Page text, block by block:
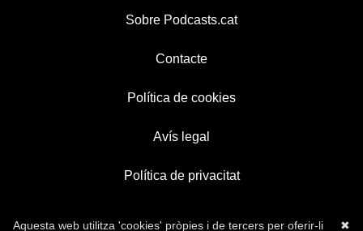
Sobre Podcasts.cat
Contacte
Política de cookies
Avís legal
Política de privacitat
✖
Aquesta web utilitza 'cookies' pròpies i de tercers per oferir-li